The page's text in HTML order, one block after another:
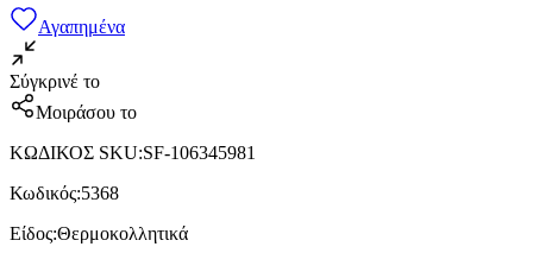
Αγαπημένα
Σύγκρινέ το
Μοιράσου το
ΚΩΔΙΚΟΣ SKU:SF-106345981
Κωδικός:5368
Είδος:Θερμοκολλητικά